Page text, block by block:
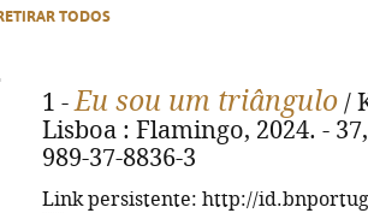
TODOS
1 -Eu sou um triângulo /
Lisboa : Flamingo, 2024. -
989-37-8836-3
Link persistente: http://